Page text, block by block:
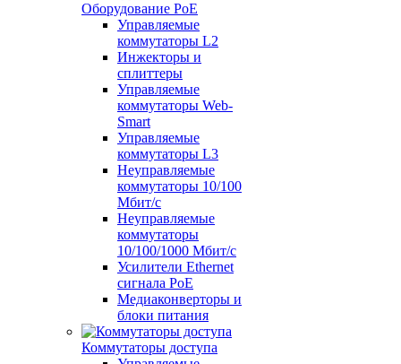
Оборудование PoE
Управляемые
коммутаторы L2
Инжекторы и
сплиттеры
Управляемые
коммутаторы Web-
Smart
Управляемые
коммутаторы L3
Неуправляемые
коммутаторы 10/100
Мбит/с
Неуправляемые
коммутаторы
10/100/1000 Мбит/с
Усилители Ethernet
сигнала PoE
Медиаконверторы и
блоки питания
Коммутаторы доступа